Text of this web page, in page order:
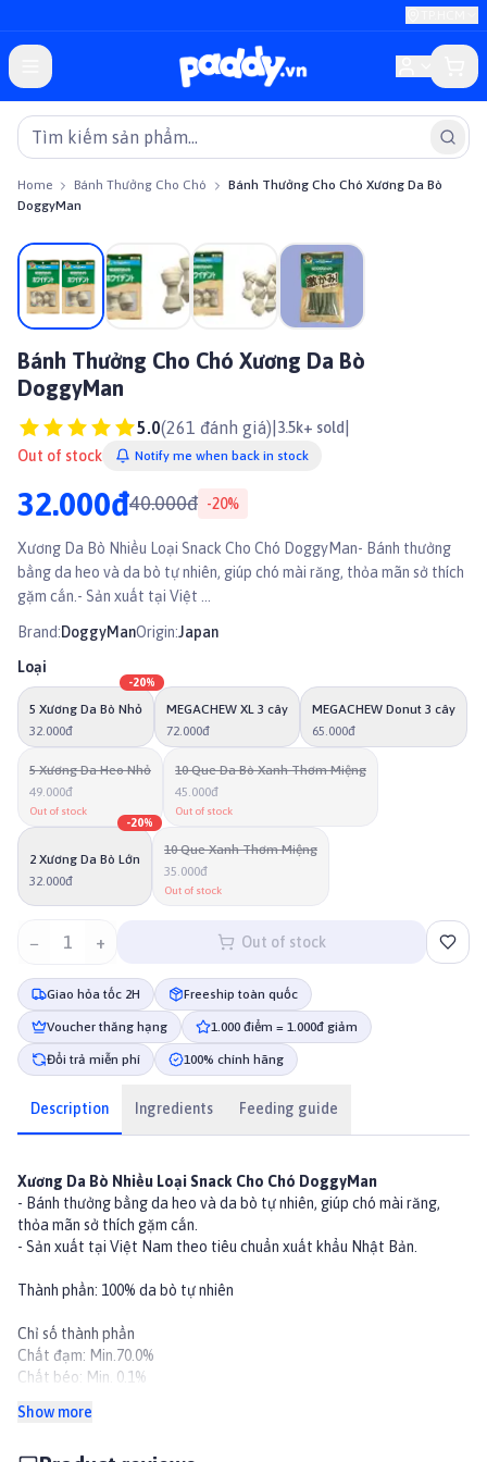
Home Bánh Thưởng Cho Chó
Bánh Thưởng Cho Chó Xương Da Bò
DoggyMan
On sale
Bánh Thưởng Cho Chó Xương Da Bò
DoggyMan
5.0(261 đánh giá) 3.5k+ sold
Out of stock Notify me when back in stock
32.000đ40.000đ -20%
Xương Da Bò Nhiều Loại Snack Cho Chó DoggyMan- Bánh thưởng
bằng da heo và da bò tự nhiên, giúp chó mài răng, thỏa mãn sở thích
gặm cắn.- Sản xuất tại Việt ...
Brand:DoggyManOrigin:Japan
Loại
5 Xương Da Bò Nhỏ
32.000đ
-20%
MEGACHEW XL 3 cây
72.000đ
MEGACHEW Donut 3 cây
65.000đ
5 Xương Da Heo Nhỏ
49.000đ
Out of stock
10 Que Da Bò Xanh Thơm Miệng
45.000đ
Out of stock
2 Xương Da Bò Lớn
32.000đ
-20%
10 Que Xanh Thơm Miệng
35.000đ
Out of stock
− 1 + Out of stock
Giao hỏa tốc 2H Freeship toàn quốc
Voucher thăng hạng 1.000 điểm = 1.000đ giảm
Đổi trả miễn phí 100% chính hãng
Description Ingredients Feeding guide
Xương Da Bò Nhiều Loại Snack Cho Chó DoggyMan
- Bánh thưởng bằng da heo và da bò tự nhiên, giúp chó mài răng,
thỏa mãn sở thích gặm cắn.
- Sản xuất tại Việt Nam theo tiêu chuẩn xuất khẩu Nhật Bản.
Thành phần: 100% da bò tự nhiên
Chỉ số thành phần
Chất đạm: Min.70.0%
Chất béo: Min. 0.1%
Độ ẩm: Max. 20.0%
Show more